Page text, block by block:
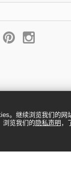
。继续浏览我们的网
浏览我们的 隐私声明 ，